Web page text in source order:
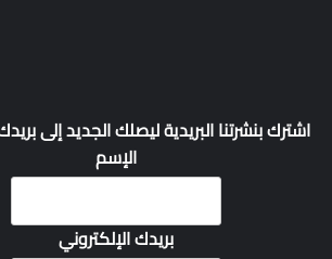
اشترك بنشرتنا البريدية ليصلك الجديد إلى
الإسم
بريدك الإلكتروني